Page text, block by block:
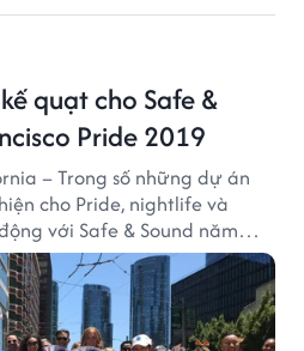
quạt cho Safe &
Pride 2019
– Trong số những dự án
cho Pride, nightlife và
với Safe & Sound năm
khác biệt. Safe & Sound là tổ
Francisco hoạt động trong
hành trẻ em, hỗ trợ gia đình
an toàn cho trẻ em.